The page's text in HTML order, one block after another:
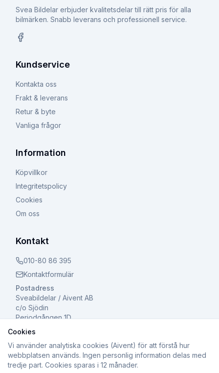
Svea Bildelar erbjuder kvalitetsdelar till rätt pris för alla
bilmärken. Snabb leverans och professionell service.
Kundservice
Kontakta oss
Frakt & leverans
Retur & byte
Vanliga frågor
Information
Köpvillkor
Integritetspolicy
Cookies
Om oss
Kontakt
010-80 86 395
Kontaktformulär
Postadress
Sveabildelar / Aivent AB
c/o Sjödin
Periodgången 1D
611 37 Nyköping
©2026Sveabildelar / Aivent AB. Alla rättigheter
Cookies
Vi använder analytiska cookies (Aivent) för att förstå hur
webbplatsen används. Ingen personlig information delas med
tredje part. Cookies sparas i 12 månader.